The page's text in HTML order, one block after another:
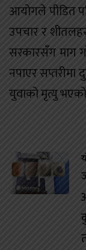
आयोगले पीडित
उपचार र
सरकारसँग माग
नपाएर
युवाको मृत्यु